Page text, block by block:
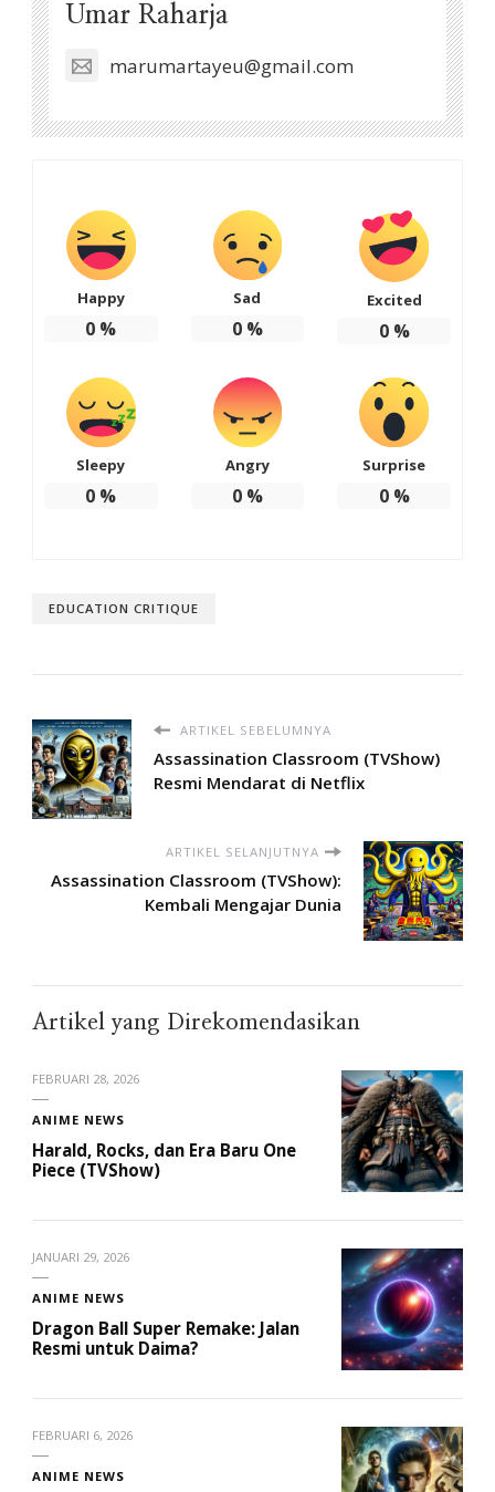
Umar Raharja
marumartayeu@gmail.com
Happy
0 %
Sad
0%
Excited
0%
Sleepy
0 %
Angry
0%
Surprise
0%
EDUCATION CRITIQUE
ARTIKEL SEBELUMNYA
Assassination Classroom (TVShow)
Resmi Mendarat di Netflix
ARTIKEL SELANJUTNYA
Assassination Classroom (TVShow):
Kembali Mengajar Dunia
Artikel yang Direkomendasikan
FEBRUARI 28, 2026
ANIME NEWS
Harald, Rocks, dan Era Baru One
Piece (TVShow)
JANUARI 29, 2026
ANIME NEWS
Dragon Ball Super Remake: Jalan
Resmi untuk Daima?
FEBRUARI 6, 2026
ANIME NEWS